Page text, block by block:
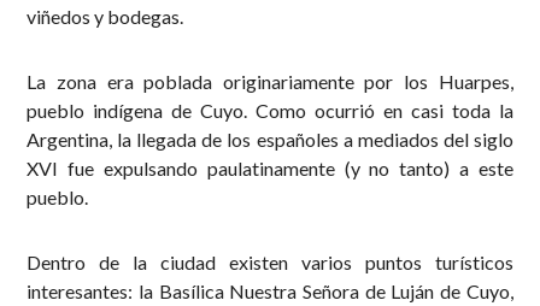
viñedos y bodegas.
La zona era poblada originariamente por los Huarpes,
pueblo indígena de Cuyo. Como ocurrió en casi toda la
Argentina, la llegada de los españoles a mediados del siglo
XVI fue expulsando paulatinamente (y no tanto) a este
pueblo.
Dentro de la ciudad existen varios puntos turísticos
interesantes: la Basílica Nuestra Señora de Luján de Cuyo,